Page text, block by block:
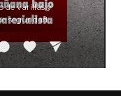
de varillas y
seguridad